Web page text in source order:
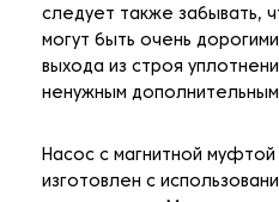
следует также забывать,
могут быть очень
выхода из строя
ненужным
Насос с магнитной
изготовлен с